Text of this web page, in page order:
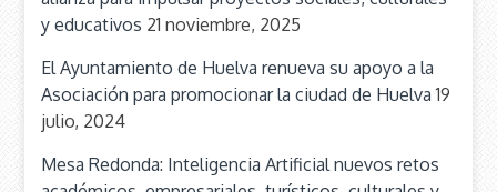
y educativos 21 noviembre, 2025
El Ayuntamiento de Huelva renueva su apoyo a la
Asociación para promocionar la ciudad de Huelva 19
julio, 2024
Mesa Redonda: Inteligencia Artificial nuevos retos